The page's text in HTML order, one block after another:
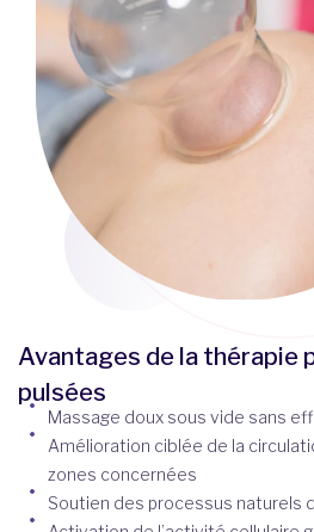
Avantages de la thérapie
pulsées
Massage doux sous vide sans
Amélioration ciblée de la
zones concernées
Soutien des processus naturels